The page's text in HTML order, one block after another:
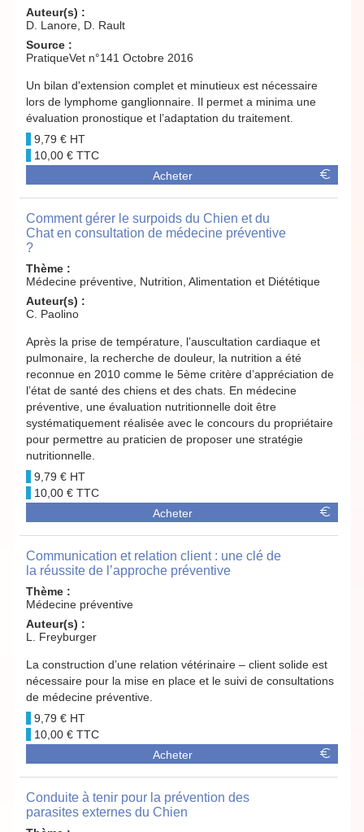
Auteur(s) :
D. Lanore, D. Rault
Source :
PratiqueVet n°141 Octobre 2016
Un bilan d'extension complet et minutieux est nécessaire
lors de lymphome ganglionnaire. Il permet a minima une
évaluation pronostique et l’adaptation du traitement.
9,79 €
10,00 €
Acheter
Comment gérer le surpoids du Chien et du
Chat en consultation de médecine préventive
?
Thème :
Médecine préventive, Nutrition, Alimentation et Diététique
Auteur(s) :
C. Paolino
Après la prise de température, l’auscultation cardiaque et
pulmonaire, la recherche de douleur, la nutrition a été
reconnue en 2010 comme le 5ème critère d’appréciation de
l’état de santé des chiens et des chats. En médecine
préventive, une évaluation nutritionnelle doit être
systématiquement réalisée avec le concours du propriétaire
pour permettre au praticien de proposer une stratégie
nutritionnelle.
9,79 €
10,00 €
Acheter
Communication et relation client : une clé de
la réussite de l’approche préventive
Thème :
Médecine préventive
Auteur(s) :
L. Freyburger
La construction d’une relation vétérinaire – client solide est
nécessaire pour la mise en place et le suivi de consultations
de médecine préventive.
9,79 €
10,00 €
Acheter
Conduite à tenir pour la prévention des
parasites externes du Chien